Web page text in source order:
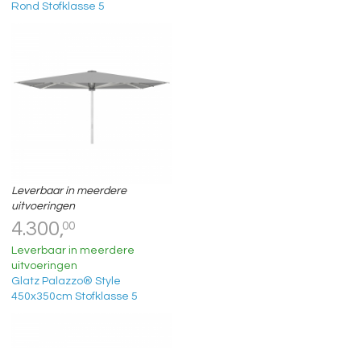
Rond Stofklasse 5
Leverbaar in meerdere
uitvoeringen
4.300,00
Leverbaar in meerdere
uitvoeringen
Glatz Palazzo® Style
450x350cm Stofklasse 5